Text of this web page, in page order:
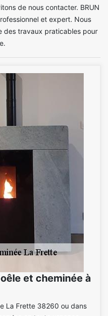
de nous contacter. BRUN
et expert. Nous
des travaux praticables pour
et cheminée à
La Frette 38260 ou dans